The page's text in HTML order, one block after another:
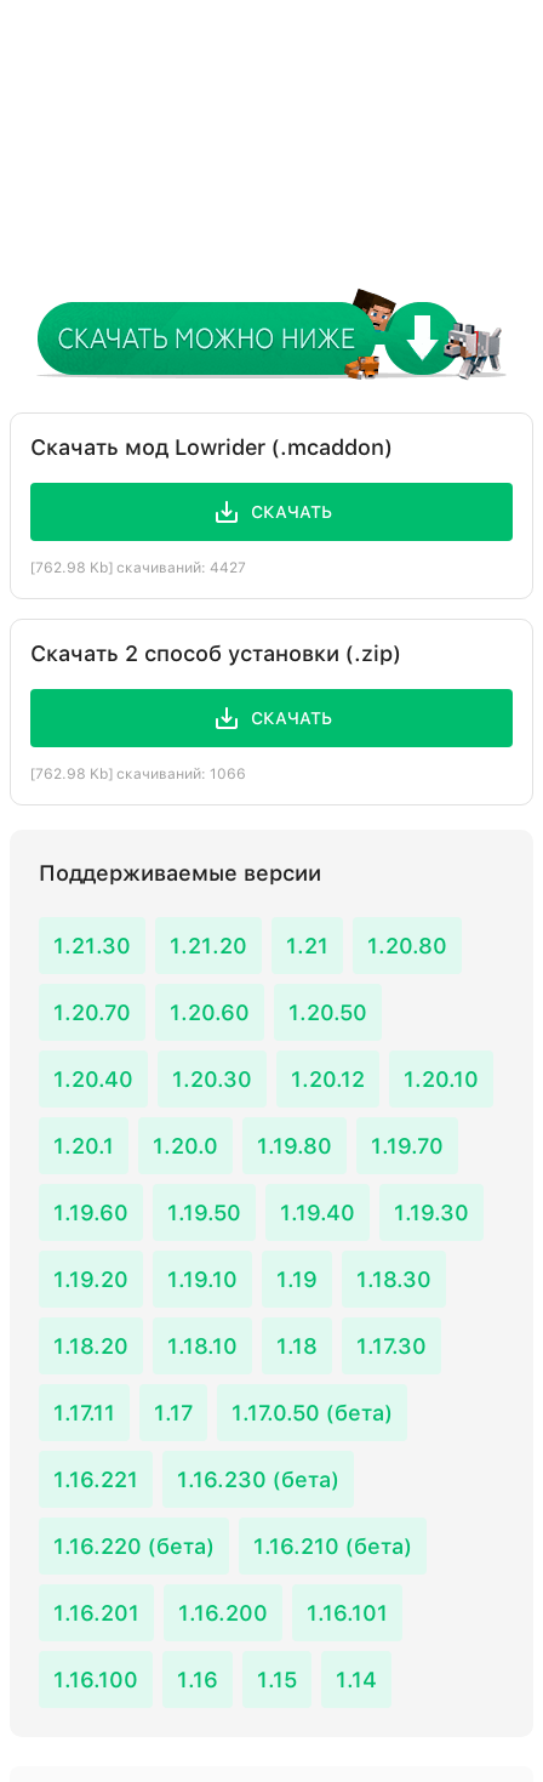
Скачать мод Lowrider (.mcaddon)
СКАЧАТЬ
[762.98 Kb] скачиваний: 4427
Скачать 2 способ установки (.zip)
СКАЧАТЬ
[762.98 Kb] скачиваний: 1066
Поддерживаемые версии
1.21.30 1.21.20 1.21 1.20.80
1.20.70 1.20.60 1.20.50
1.20.40 1.20.30 1.20.12 1.20.10
1.20.1 1.20.0 1.19.80 1.19.70
1.19.60 1.19.50 1.19.40 1.19.30
1.19.20 1.19.10 1.19 1.18.30
1.18.20 1.18.10 1.18 1.17.30
1.17.11 1.17 1.17.0.50 (бета)
1.16.221 1.16.230 (бета)
1.16.220 (бета) 1.16.210 (бета)
1.16.201 1.16.200 1.16.101
1.16.100 1.16 1.15 1.14